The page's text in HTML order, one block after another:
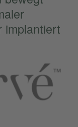
implan­tiert